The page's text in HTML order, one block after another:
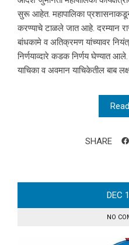
सुरू आहेत. महापालिका
करण्याचे टाळले जात आहे. दरम्यान
बांधकामे व अतिक्रमण यांच्यावर
निर्णयाव्दारे कडक निर्णय घेण्यात
याचिका व अवमान याचिकेतील बाब
SHARE
DEC
NO